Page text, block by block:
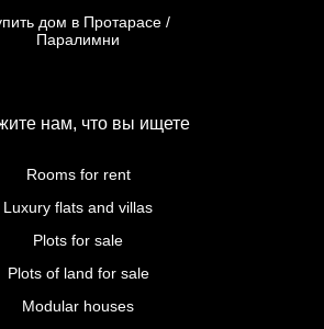
нам, что вы ищете
дом в Протарасе /
Паралимни
Rooms for rent
Luxury flats and villas
Plots for sale
Plots of land for sale
Modular houses